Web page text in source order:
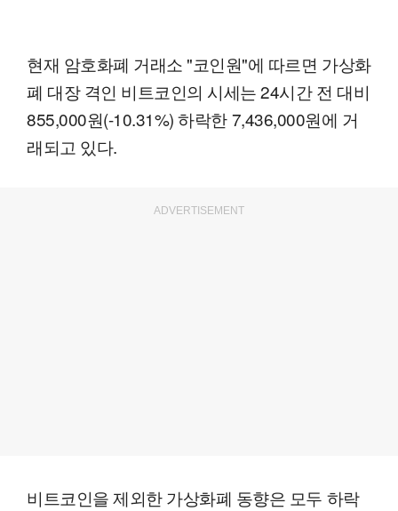
현재 암호화폐 거래소 "코인원"에 따르면 가상화
폐 대장 격인 비트코인의 시세는 24시간 전 대비
855,000원(-10.31%) 하락한 7,436,000원에 거
래되고 있다.
ADVERTISEMENT
비트코인을 제외한 가상화폐 동향은 모두 하락